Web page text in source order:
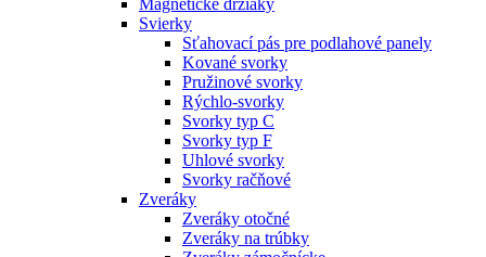
Svierky
Sťahovací pás pre podlahové panely
Kované svorky
Pružinové svorky
Rýchlo-svorky
Svorky typ C
Svorky typ F
Uhlové svorky
Svorky račňové
Zveráky
Zveráky otočné
Zveráky na trúbky